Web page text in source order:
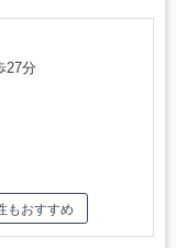
27分
もおすすめ